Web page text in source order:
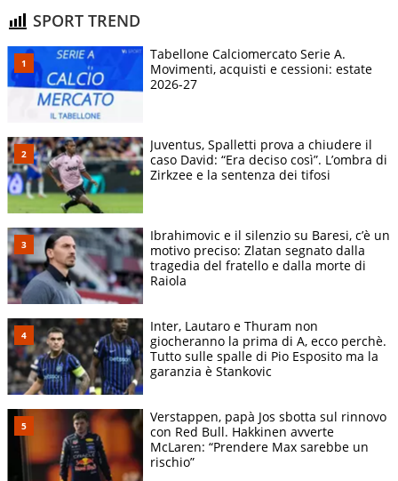
SPORT TREND
Tabellone Calciomercato Serie A.
Movimenti, acquisti e cessioni: estate
2026-27
Juventus, Spalletti prova a chiudere il
caso David: “Era deciso così”. L’ombra di
Zirkzee e la sentenza dei tifosi
Ibrahimovic e il silenzio su Baresi, c’è un
motivo preciso: Zlatan segnato dalla
tragedia del fratello e dalla morte di
Raiola
Inter, Lautaro e Thuram non
giocheranno la prima di A, ecco perchè.
Tutto sulle spalle di Pio Esposito ma la
garanzia è Stankovic
Verstappen, papà Jos sbotta sul rinnovo
con Red Bull. Hakkinen avverte
McLaren: “Prendere Max sarebbe un
rischio”